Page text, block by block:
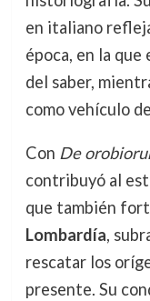
en italiano
época, en la
del saber,
como vehículo
Con De
contribuyó al
que también
Lombardía,
rescatar los
presente. Su